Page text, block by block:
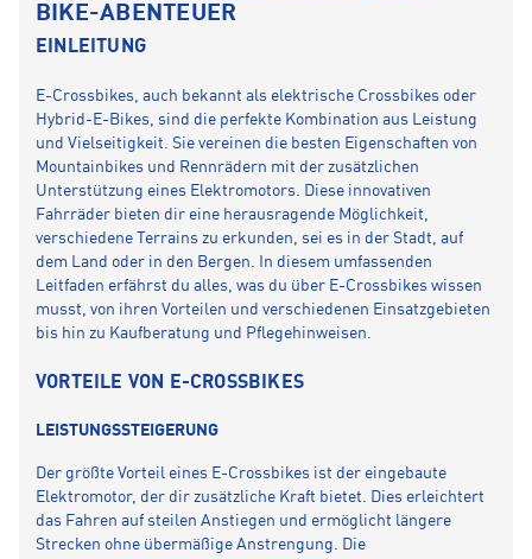
BIKE-ABENTEUER
EINLEITUNG
E-Crossbikes, auch bekannt als elektrische Crossbikes oder
Hybrid-E-Bikes, sind die perfekte Kombination aus Leistung
und Vielseitigkeit. Sie vereinen die besten Eigenschaften von
Mountainbikes und Rennrädern mit der zusätzlichen
Unterstützung eines Elektromotors. Diese innovativen
Fahrräder bieten dir eine herausragende Möglichkeit,
verschiedene Terrains zu erkunden, sei es in der Stadt, auf
dem Land oder in den Bergen. In diesem umfassenden
Leitfaden erfährst du alles, was du über E-Crossbikes wissen
musst, von ihren Vorteilen und verschiedenen Einsatzgebieten
bis hin zu Kaufberatung und Pflegehinweisen.
VORTEILE VON E-CROSSBIKES
LEISTUNGSSTEIGERUNG
Der größte Vorteil eines E-Crossbikes ist der eingebaute
Elektromotor, der dir zusätzliche Kraft bietet. Dies erleichtert
das Fahren auf steilen Anstiegen und ermöglicht längere
Strecken ohne übermäßige Anstrengung. Die